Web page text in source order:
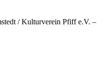
/ Kulturverein Pfiff e.V. –